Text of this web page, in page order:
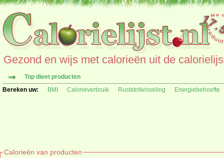
Gezond en wijs met calorieën uit de
Top dieet producten
Bereken uw:
BMI Calorieverbruik Ruststofwisseling Energiebehoefte
Calorieën van producten